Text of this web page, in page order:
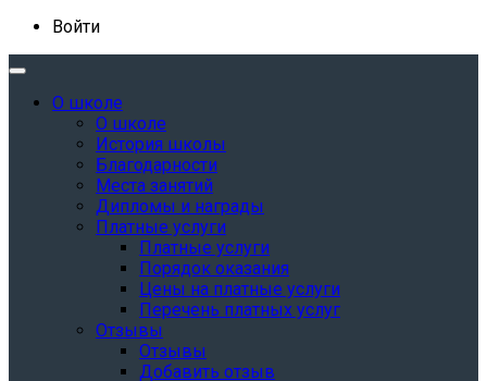
Войти
О школе
О школе
История школы
Благодарности
Места занятий
Дипломы и награды
Платные услуги
Платные услуги
Порядок оказания
Цены на платные услуги
Перечень платных услуг
Отзывы
Отзывы
Добавить отзыв